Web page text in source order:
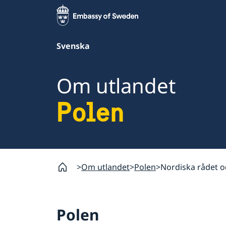
Svenska
Om utlandet
Polen
Om utlandet Polen Nordiska rådet
Polen